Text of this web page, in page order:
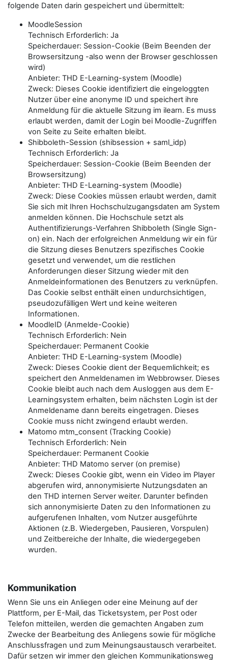
folgende Daten darin gespeichert und übermittelt:
MoodleSession
Technisch Erforderlich: Ja
Speicherdauer: Session-Cookie (Beim Beenden der
Browsersitzung -also wenn der Browser geschlossen
wird)
Anbieter: THD E-Learning-system (Moodle)
Zweck: Dieses Cookie identifiziert die eingeloggten
Nutzer über eine anonyme ID und speichert ihre
Anmeldung für die aktuelle Sitzung im ilearn. Es muss
erlaubt werden, damit der Login bei Moodle-Zugriffen
von Seite zu Seite erhalten bleibt.
Shibboleth-Session (shibsession + saml_idp)
Technisch Erforderlich: Ja
Speicherdauer: Session-Cookie (Beim Beenden der
Browsersitzung)
Anbieter: THD E-Learning-system (Moodle)
Zweck: Diese Cookies müssen erlaubt werden, damit
Sie sich mit Ihren Hochschulzugangsdaten am System
anmelden können. Die Hochschule setzt als
Authentifizierungs-Verfahren Shibboleth (Single Sign-
on) ein. Nach der erfolgreichen Anmeldung wir ein für
die Sitzung dieses Benutzers spezifisches Cookie
gesetzt und verwendet, um die restlichen
Anforderungen dieser Sitzung wieder mit den
Anmeldeinformationen des Benutzers zu verknüpfen.
Das Cookie selbst enthält einen undurchsichtigen,
pseudozufälligen Wert und keine weiteren
Informationen.
MoodleID (Anmelde-Cookie)
Technisch Erforderlich: Nein
Speicherdauer: Permanent Cookie
Anbieter: THD E-Learning-system (Moodle)
Zweck: Dieses Cookie dient der Bequemlichkeit; es
speichert den Anmeldenamen im Webbrowser. Dieses
Cookie bleibt auch nach dem Ausloggen aus dem E-
Learningsystem erhalten, beim nächsten Login ist der
Anmeldename dann bereits eingetragen. Dieses
Cookie muss nicht zwingend erlaubt werden.
Matomo mtm_consent (Tracking Cookie)
Technisch Erforderlich: Nein
Speicherdauer: Permanent Cookie
Anbieter: THD Matomo server (on premise)
Zweck: Dieses Cookie gibt, wenn ein Video im Player
abgerufen wird, annonymisierte Nutzungsdaten an
den THD internen Server weiter. Darunter befinden
sich annonymisierte Daten zu den Informationen zu
aufgerufenen Inhalten, vom Nutzer ausgeführte
Aktionen (z.B. Wiedergeben, Pausieren, Vorspulen)
und Zeitbereiche der Inhalte, die wiedergegeben
wurden.
Kommunikation
Wenn Sie uns ein Anliegen oder eine Meinung auf der
Plattform, per E-Mail, das Ticketsystem, per Post oder
Telefon mitteilen, werden die gemachten Angaben zum
Zwecke der Bearbeitung des Anliegens sowie für mögliche
Anschlussfragen und zum Meinungsaustausch verarbeitet.
Dafür setzen wir immer den gleichen Kommunikationsweg